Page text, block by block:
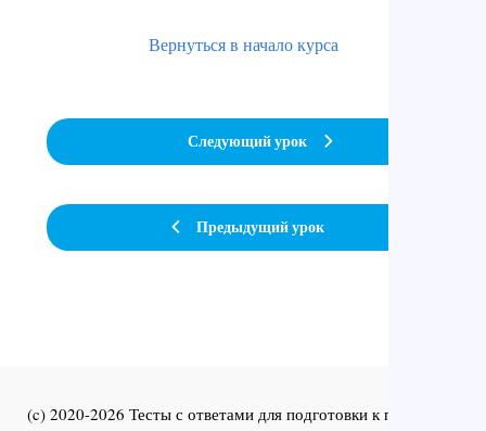
Предыдущий урок
Вернуться в начало курса
Следующий урок
(c) 2020-2026 Тесты с ответами для подготовки к первичной